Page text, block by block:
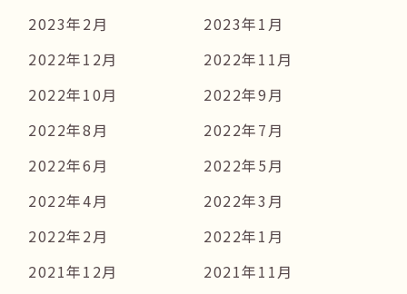
2023年2月
2023年1月
2022年12月
2022年11月
2022年10月
2022年9月
2022年8月
2022年7月
2022年6月
2022年5月
2022年4月
2022年3月
2022年2月
2022年1月
2021年12月
2021年11月